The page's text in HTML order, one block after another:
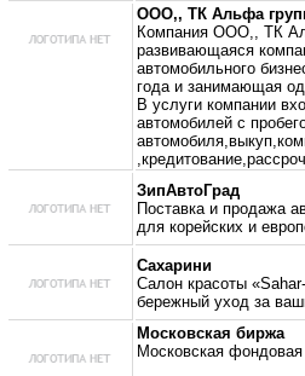
ООО,, ТК Альфа
Компания ООО,, ТК
развивающаяся
автомобильного
года и занимающая
В услуги компании
автомобилей с
ЗипАвтоГрад
Поставка и продажа
для корейских и
Сахарини
Салон красоты
бережный уход за
Московская биржа
Московская